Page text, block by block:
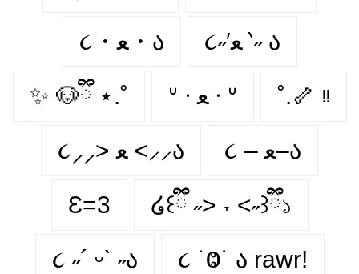
૮・ﻌ・ა ૮˶′ﻌ ‵˶ ა
✨ 🐶ྀི ⋆.˚ ᐡ ᐧ ﻌ ᐧ ᐡ ˚.🦴 ᵎᵎ
૮⸝⸝> ﻌ <⸝⸝ა ૮ – ﻌ–ა
Ɛ=3 ໒꒰ྀི ˶> ˕ <˶꒱ྀི১
૮ ˶´ ᵕˋ ˶ა ૮ ˙Ⱉ˙ ა rawr!